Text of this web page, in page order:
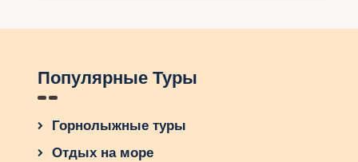
Популярные Туры
Горнолыжные туры
Отдых на море